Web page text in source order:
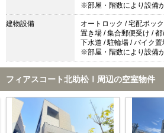
※部屋・階数により設備
建物設備
オートロック / 宅配ボッ
置き場 / 集合郵便受け /
下水道 / 駐輪場 / バイク置
※部屋・階数により設備
フィアスコート北助松Ⅰ周辺の空室物件